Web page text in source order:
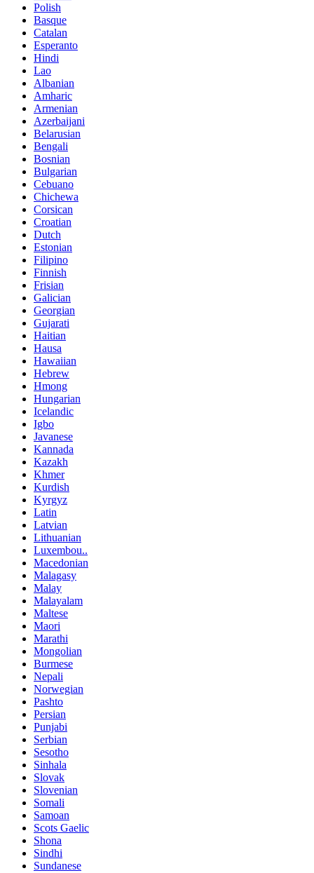
Polish
Basque
Catalan
Esperanto
Hindi
Lao
Albanian
Amharic
Armenian
Azerbaijani
Belarusian
Bengali
Bosnian
Bulgarian
Cebuano
Chichewa
Corsican
Croatian
Dutch
Estonian
Filipino
Finnish
Frisian
Galician
Georgian
Gujarati
Haitian
Hausa
Hawaiian
Hebrew
Hmong
Hungarian
Icelandic
Igbo
Javanese
Kannada
Kazakh
Khmer
Kurdish
Kyrgyz
Latin
Latvian
Lithuanian
Luxembou..
Macedonian
Malagasy
Malay
Malayalam
Maltese
Maori
Marathi
Mongolian
Burmese
Nepali
Norwegian
Pashto
Persian
Punjabi
Serbian
Sesotho
Sinhala
Slovak
Slovenian
Somali
Samoan
Scots Gaelic
Shona
Sindhi
Sundanese